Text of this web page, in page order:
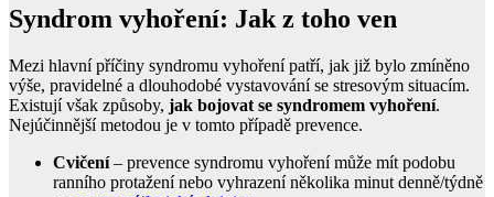
Syndrom vyhoření: Jak z toho ven
Mezi hlavní příčiny syndromu vyhoření patří, jak již bylo zmíněno
výše, pravidelné a dlouhodobé vystavování se stresovým situacím.
Existují však způsoby, jak bojovat se syndromem vyhoření.
Nejúčinnější metodou je v tomto případě prevence.
Cvičení– prevence syndromu vyhoření může mít podobu
ranního protažení nebo vyhrazení několika minut denně/týdně